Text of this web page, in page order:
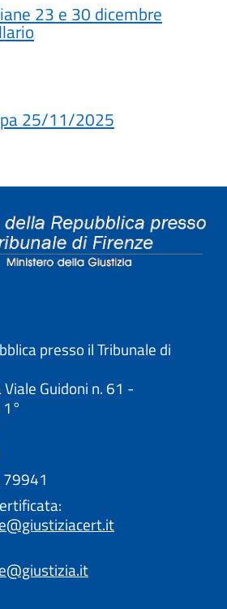
23 e 30 dicembre
25/11/2025
presso il Tribunale di
Guidoni n. 61 -